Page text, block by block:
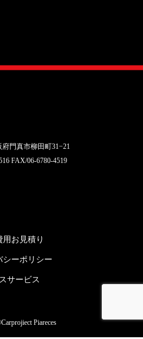
府門真市柳田町31−21
FAX/06-6780-4519
用お見積り
シーポリシー
サービス
Piareces